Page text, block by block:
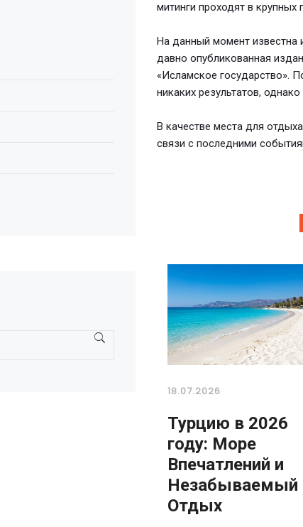
митинги проходят в крупных
На данный момент известна
давно опубликованная
«Исламское государство».
никаких результатов,
В качестве места для
связи с последними
18.07.2026
Турцию в 2026
году: Море
Впечатлений и
Незабываемый
Отдых